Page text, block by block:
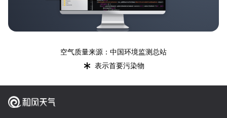
空气质量来源：中国环境监测总站
* 表示首要污染物